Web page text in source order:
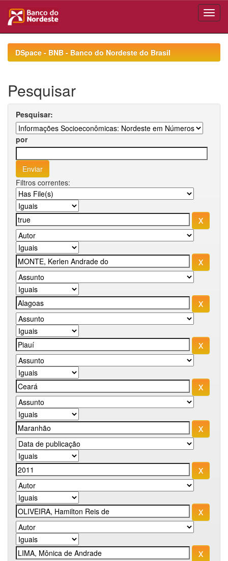
navigationDSpace - BNB - Banco do Nordeste do Brasil
Pesquisar
Pesquisar:
por
Filtros correntes: